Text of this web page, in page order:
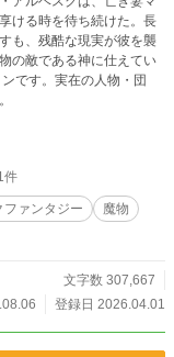
ける時を待ち続けた。長
も、残酷な現実が彼を襲
の敵である神に仕えてい
件
ファンタジー
魔物
文字数 307,667
登録日 2026.04.01